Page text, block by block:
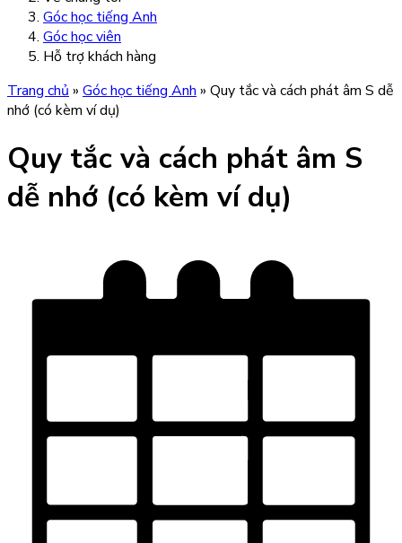
Góc học tiếng Anh
Góc học viên
Hỗ trợ khách hàng
Trang chủ » Góc học tiếng Anh » Quy tắc và cách phát âm S dễ
nhớ (có kèm ví dụ)
Quy tắc và cách phát âm S
dễ nhớ (có kèm ví dụ)